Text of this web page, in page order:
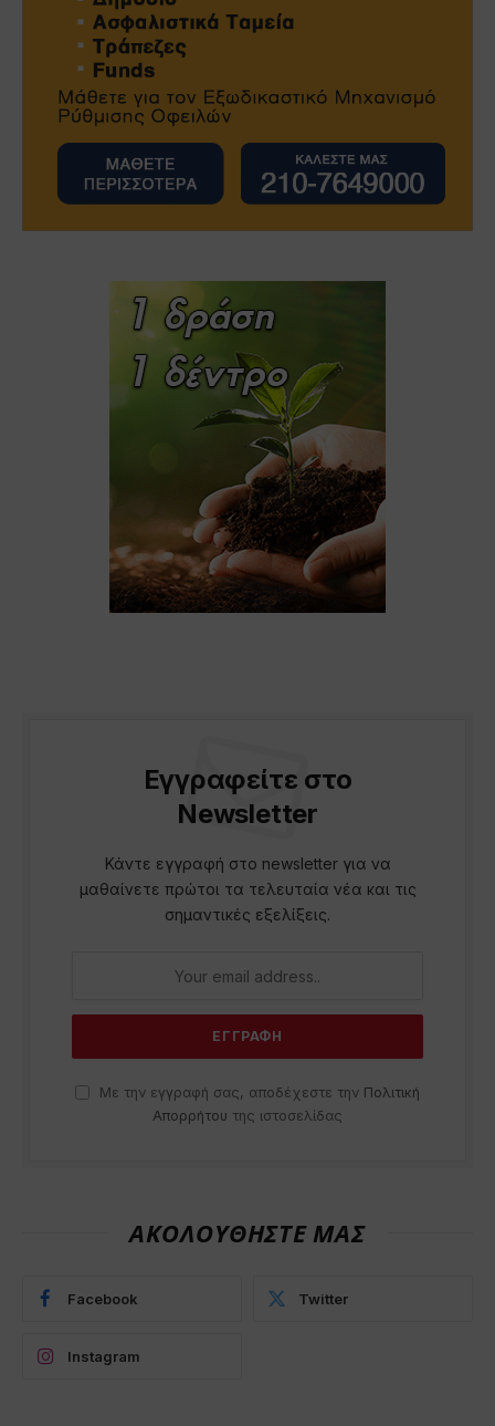
Εγγραφείτε στο
Newsletter
Κάντε εγγραφή στο newsletter για να
μαθαίνετε πρώτοι τα τελευταία νέα και τις
σημαντικές εξελίξεις.
Με την εγγραφή σας, αποδέχεστε την Πολιτική
Απορρήτου της ιστοσελίδας
ΑΚΟΛΟΥΘΗΣΤΕ ΜΑΣ
Facebook Twitter
Instagram